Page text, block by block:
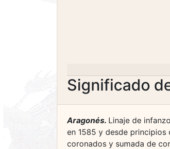
Significado
Aragonés. Linaje de
en 1585 y desde principios
coronados y sumada de